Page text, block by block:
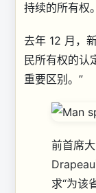
持续的所有权。
去年 12 月，
民所有权的认
重要区别。”
前首席
求“为该